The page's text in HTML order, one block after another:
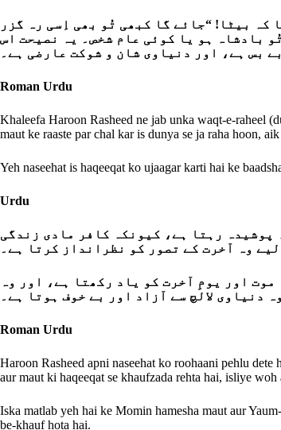
بیٹا! “جائے گا کبھی تُو بھی اِسی رہ گزر
بادشاہ ہو یا کوئی عام شخص۔ یہ نصیحت اس
بس ہے، اور دنیاوی شان و شوکت عارضی ہے۔
Roman Urdu
Khaleefa Haroon Rasheed ne jab unka waqt-e-raheel
maut ke raaste par chal kar is dunya se ja raha hoon,
Yeh naseehat is haqeeqat ko ujaagar karti hai ke
Urdu
پوشیدہ رہتا ہے، کیونکہ کافر مادی زندگی
اور یومِ آخرت کو یاد رکھتا ہے، اور وہ
دنیاوی لالچ سے آزاد اور بے خوف ہوتا ہے۔
Roman Urdu
Haroon Rasheed apni naseehat ko roohaani pehlu
aur maut ki haqeeqat se khaufzada rehta hai, isliye
Iska matlab yeh hai ke Momin hamesha maut aur
be-khauf hota hai.